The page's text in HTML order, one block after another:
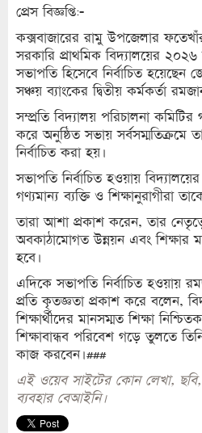
প্রেস বিজ্ঞপ্তি:-
কক্সবাজারের রামু উপজেলার
সরকারি প্রাথমিক বিদ্যালয়ের ২০২৬
সভাপতি হিসেবে নির্বাচিত হয়েছেন
সঞ্চয় ব্যাংকের দ্বিতীয় কর্মকর্তা
সম্প্রতি বিদ্যালয় পরিচালনা কমিটির
করে অনুষ্ঠিত সভায় সর্বসম্মতিক্রমে
নির্বাচিত করা হয়।
সভাপতি নির্বাচিত হওয়ায়
গণ্যমান্য ব্যক্তি ও শিক্ষানুরাগীরা
তারা আশা প্রকাশ করেন, তার
অবকাঠামোগত উন্নয়ন এবং শিক্ষার
হবে।
এদিকে সভাপতি নির্বাচিত হওয়ায়
প্রতি কৃতজ্ঞতা প্রকাশ করে বলেন,
শিক্ষার্থীদের মানসম্মত শিক্ষা
শিক্ষাবান্ধব পরিবেশ গড়ে তুলতে
কাজ করবেন।###
এই ওয়েব সাইটের কোন লেখা,
ব্যবহার বেআইনি।